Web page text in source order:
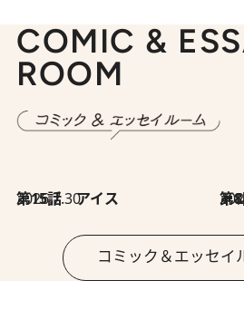
COMIC &
ROOM
2026.7.30
第15話 アイス 第8回
コミック＆エッセイ